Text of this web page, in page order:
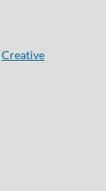
Creative